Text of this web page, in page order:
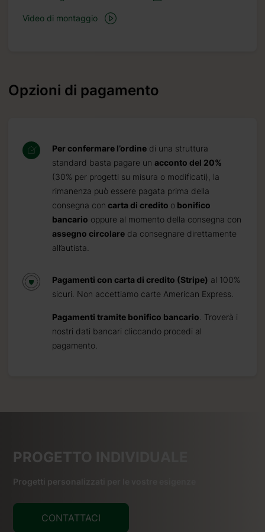
Video di montaggio
Opzioni di pagamento
Per confermare l’ordine di una struttura
standard basta pagare un acconto del 20%
(30% per progetti su misura o modificati), la
rimanenza può essere pagata prima della
consegna con carta di credito o bonifico
bancario oppure al momento della consegna con
assegno circolare da consegnare direttamente
all’autista.
Pagamenti con carta di credito (Stripe) al 100%
sicuri. Non accettiamo carte American Express.
Pagamenti tramite bonifico bancario. Troverà i
nostri dati bancari cliccando procedi al
pagamento.
PROGETTO INDIVIDUALE
Progetti personalizzati per le vostre esigenze
CONTATTACI